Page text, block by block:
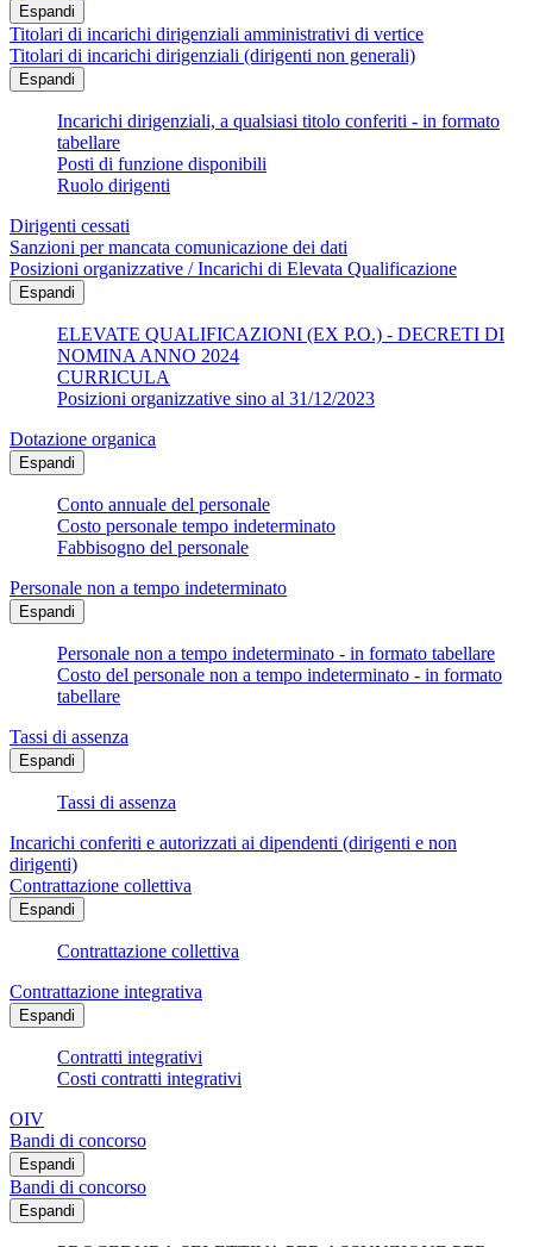
Espandi
Titolari di incarichi dirigenziali amministrativi di vertice
Titolari di incarichi dirigenziali (dirigenti non generali)
Espandi
Incarichi dirigenziali, a qualsiasi titolo conferiti - in formato
tabellare
Posti di funzione disponibili
Ruolo dirigenti
Dirigenti cessati
Sanzioni per mancata comunicazione dei dati
Posizioni organizzative / Incarichi di Elevata Qualificazione
Espandi
ELEVATE QUALIFICAZIONI (EX P.O.) - DECRETI DI
NOMINA ANNO 2024
CURRICULA
Posizioni organizzative sino al 31/12/2023
Dotazione organica
Espandi
Conto annuale del personale
Costo personale tempo indeterminato
Fabbisogno del personale
Personale non a tempo indeterminato
Espandi
Personale non a tempo indeterminato - in formato tabellare
Costo del personale non a tempo indeterminato - in formato
tabellare
Tassi di assenza
Espandi
Tassi di assenza
Incarichi conferiti e autorizzati ai dipendenti (dirigenti e non
dirigenti)
Contrattazione collettiva
Espandi
Contrattazione collettiva
Contrattazione integrativa
Espandi
Contratti integrativi
Costi contratti integrativi
OIV
Bandi di concorso
Espandi
Bandi di concorso
Espandi